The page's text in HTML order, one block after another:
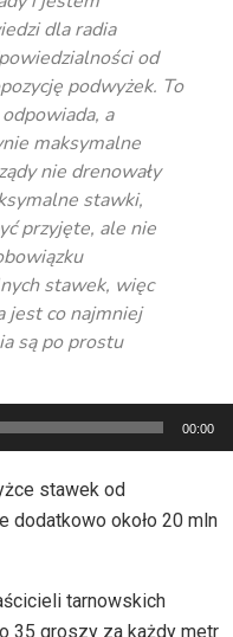
dla radia
od
podwyżek. To
a
maksymalne
nie drenowały
stawki,
przyjęte, ale nie
stawek, więc
jest co najmniej
są po prostu
00:00
stawek od
dodatkowo około 20 mln
tarnowskich
35 groszy za każdy metr